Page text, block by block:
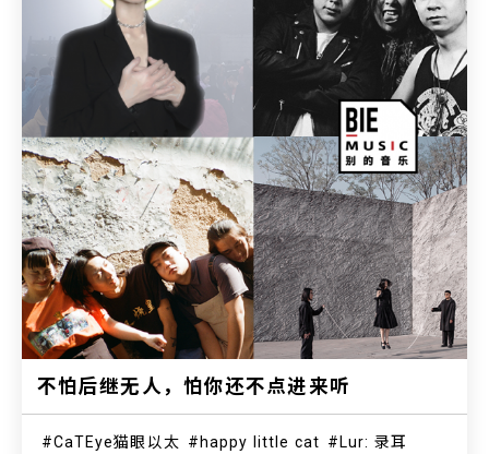
不怕后继无人，怕你还不点进来听
CaTEye猫眼以太 happy little cat
Lur: 录耳